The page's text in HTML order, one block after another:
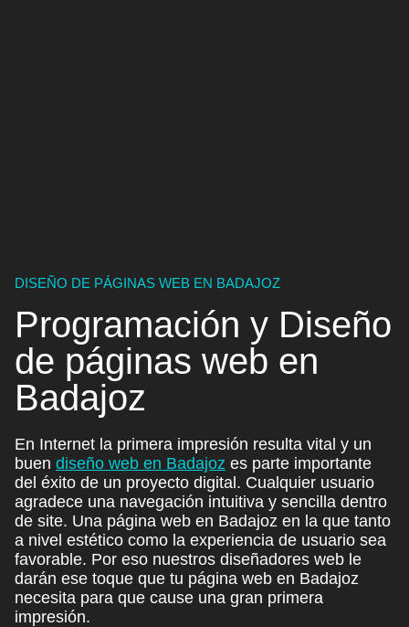
DISEÑO DE PÁGINAS WEB EN BADAJOZ
Programación y Diseño
de páginas web en
Badajoz
En Internet la primera impresión resulta vital y un
buen diseño web en Badajoz es parte importante
del éxito de un proyecto digital. Cualquier usuario
agradece una navegación intuitiva y sencilla dentro
de site. Una página web en Badajoz en la que tanto
a nivel estético como la experiencia de usuario sea
favorable. Por eso nuestros diseñadores web le
darán ese toque que tu página web en Badajoz
necesita para que cause una gran primera
impresión.